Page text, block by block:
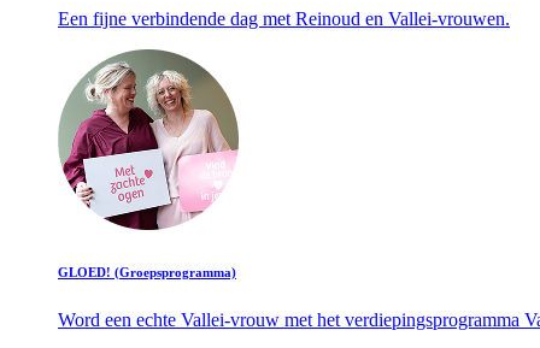
Een fijne verbindende dag met Reinoud en Vallei-vrouwen.
GLOED! (Groepsprogramma)
Word een echte Vallei-vrouw met het verdiepingsprogramma